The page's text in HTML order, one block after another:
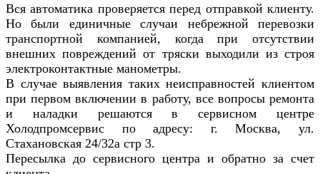
Вся автоматика проверяется перед отправкой клиенту.
Но были единичные случаи небрежной перевозки
транспортной компанией, когда при отсутствии
внешних повреждений от тряски выходили из строя
электроконтактные манометры.
В случае выявления таких неисправностей клиентом
при первом включении в работу, все вопросы ремонта
и наладки решаются в сервисном центре
Холодпромсервис по адресу: г. Москва, ул.
Стахановская 24/32а стр 3.
Пересылка до сервисного центра и обратно за счет